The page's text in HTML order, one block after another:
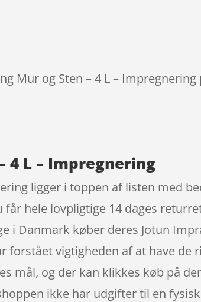
Mur og Sten – 4 L –
4 L – Impregnering
ligger i toppen af listen med
hele lovpligtige 14 dages
i Danmark køber deres Jotun
vigtigheden af at have de
mål, og der kan klikkes køb på
ikke har udgifter til en